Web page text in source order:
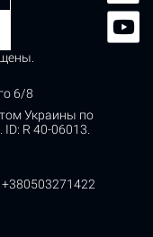
6/8
Украины по
ID: R 40-06013.
+380503271422